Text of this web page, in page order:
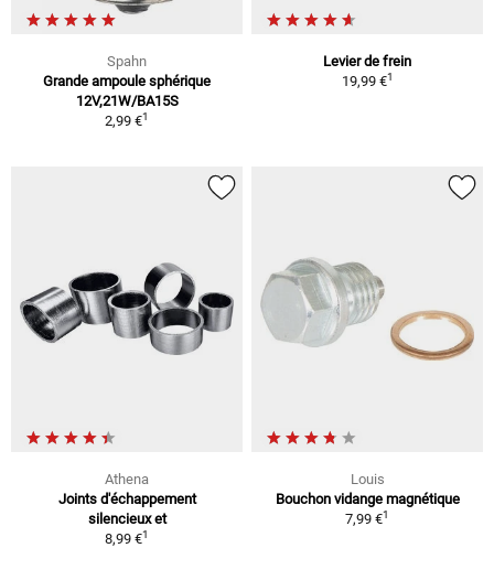
Spahn
Grande ampoule sphérique
12V,21W/BA15S
2,99 €1
Levier de frein
19,99 €1
Athena
Joints d'échappement
silencieux et
8,99 €1
Louis
Bouchon vidange magnétique
7,99 €1